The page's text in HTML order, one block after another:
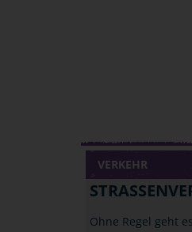
VERKEHR
Ohne Regel geht